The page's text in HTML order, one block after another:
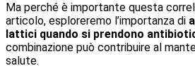
Ma perché è importante questa
articolo, esploreremo l’importanza di
lattici quando si prendono
combinazione può contribuire al
salute.